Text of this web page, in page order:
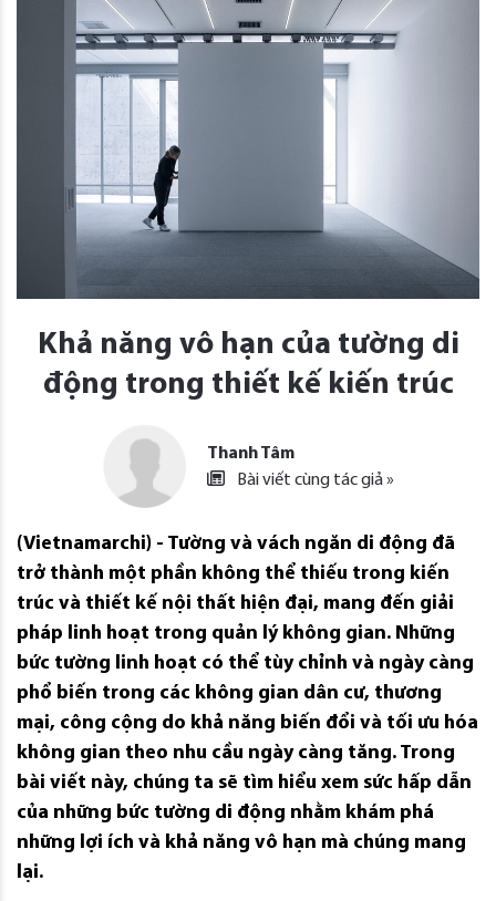
Khả năng vô hạn của tường di
động trong thiết kế kiến trúc
Thanh Tâm
Bài viết cùng tác giả »
(Vietnamarchi) - Tường và vách ngăn di động đã
trở thành một phần không thể thiếu trong kiến
trúc và thiết kế nội thất hiện đại, mang đến giải
pháp linh hoạt trong quản lý không gian. Những
bức tường linh hoạt có thể tùy chỉnh và ngày càng
phổ biến trong các không gian dân cư, thương
mại, công cộng do khả năng biến đổi và tối ưu hóa
không gian theo nhu cầu ngày càng tăng. Trong
bài viết này, chúng ta sẽ tìm hiểu xem sức hấp dẫn
của những bức tường di động nhằm khám phá
những lợi ích và khả năng vô hạn mà chúng mang
lại.